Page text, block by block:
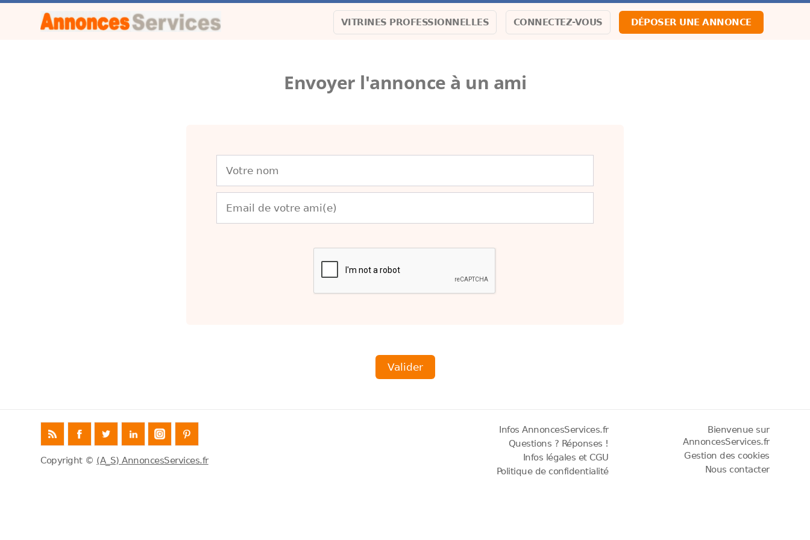
VITRINES PROFESSIONNELLES CONNECTEZ-VOUS DÉPOSER UNE ANNONCE
Envoyer l'annonce à un ami
Copyright © (A_S) AnnoncesServices.fr
Infos AnnoncesServices.fr
Questions ? Réponses !
Infos légales et CGU
Politique de confidentialité
Bienvenue sur
AnnoncesServices.fr
Gestion des cookies
Nous contacter